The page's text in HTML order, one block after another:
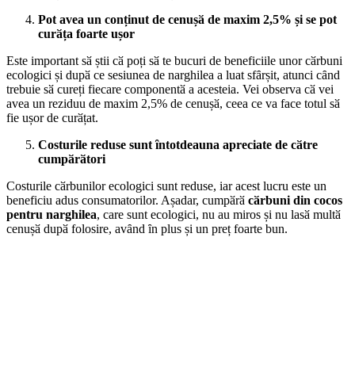
Pot avea un conținut de cenușӑ de maxim 2,5% și se pot
curӑța foarte ușor
Este important sӑ știi cӑ poți sӑ te bucuri de beneficiile unor cӑrbuni
ecologici și dupӑ ce sesiunea de narghilea a luat sfȃrșit, atunci cȃnd
trebuie sӑ cureți fiecare componentӑ a acesteia. Vei observa cӑ vei
avea un reziduu de maxim 2,5% de cenușӑ, ceea ce va face totul sӑ
fie ușor de curӑțat.
Costurile reduse sunt ȋntotdeauna apreciate de cӑtre
cumpӑrӑtori
Costurile cӑrbunilor ecologici sunt reduse, iar acest lucru este un
beneficiu adus consumatorilor. Așadar, cumpӑrӑ cӑrbuni din cocos
pentru narghilea, care sunt ecologici, nu au miros și nu lasӑ multӑ
cenușӑ dupӑ folosire, avȃnd ȋn plus și un preț foarte bun.